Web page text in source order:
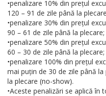
•penalizare 10% din prețul
120 – 91 de zile până la
•penalizare 30% din prețul
90 – 61 de zile până la plecare;
•penalizare 50% din prețul
60 – 30 de zile până la plecare;
•penalizare 100% din prețul
mai puțin de 30 de zile până
la plecare (no-show).
•Aceste penalizări se aplică în